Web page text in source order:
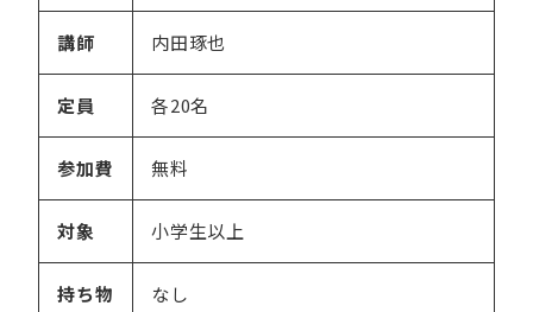
講師 内田琢也
定員 各20名
参加費 無料
対象 小学生以上
持ち物 なし